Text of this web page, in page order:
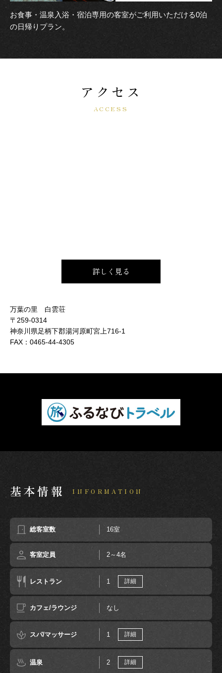
お食事・温泉入浴・宿泊専用の客室がご利用いただける0泊
の日帰りプラン。
アクセス
ACCESS
詳しく見る
万葉の里 白雲荘
〒259-0314
神奈川県足柄下郡湯河原町宮上716-1
FAX： 0465-44-4305
基本情報 INFORMATION
総客室数 16室
客室定員 2～4名
レストラン 1 詳細
カフェ/ラウンジ なし
スパ/マッサージ 1 詳細
温泉 2 詳細